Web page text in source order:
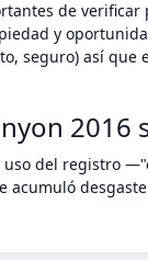
de
y
seguro) así
uso del registro